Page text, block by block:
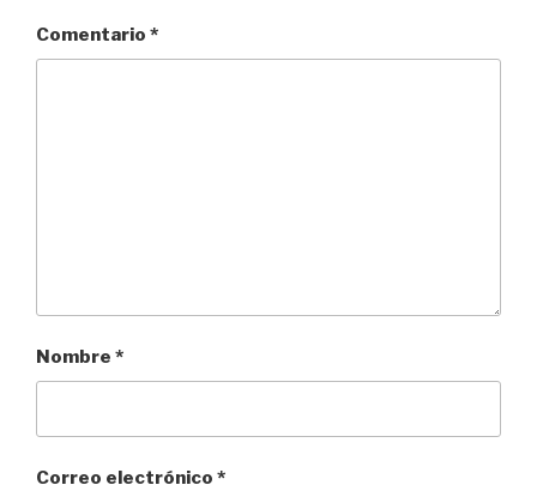
Comentario *
Nombre *
Correo electrónico *